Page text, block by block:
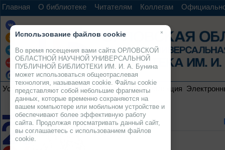
Главная О библиотеке Читателям Коллегам
Услуги Ресурсы Проекты Электронная коллекция
×
Использование файлов cookie
Во время посещения вами сайта ОРЛОВСКОЙ
ОБЛАСТНОЙ НАУЧНОЙ УНИВЕРСАЛЬНОЙ
ПУБЛИЧНОЙ БИБЛИОТЕКИ ИМ. И. А. Бунина
может использоваться общеотраслевая
технология, называемая cookie. Файлы cookie
представляют собой небольшие фрагменты
данных, которые временно сохраняются на
вашем компьютере или мобильном устройстве и
обеспечивают более эффективную работу
сайта. Продолжая просматривать данный сайт,
вы соглашаетесь с использованием файлов
cookie.